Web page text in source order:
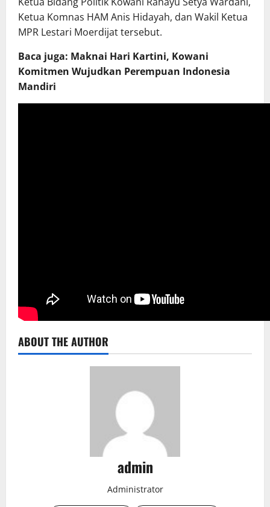
Ketua Komnas HAM Anis Hidayah, dan Wakil Ketua
MPR Lestari Moerdijat tersebut.
Baca juga: Maknai Hari Kartini, Kowani
Komitmen Wujudkan Perempuan Indonesia
Mandiri
ABOUT THE AUTHOR
admin
Administrator